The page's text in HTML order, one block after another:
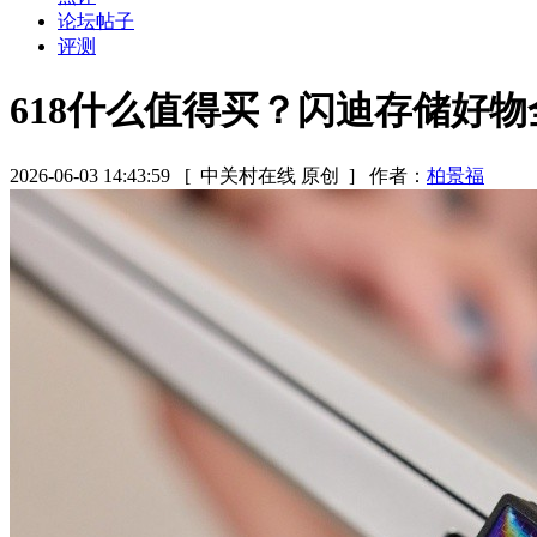
论坛帖子
评测
618什么值得买？闪迪存储好
2026-06-03 14:43:59 [ 中关村在线 原创 ] 作者： 柏景福